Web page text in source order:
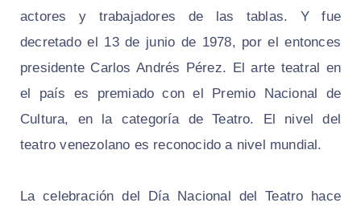
actores y trabajadores de las tablas. Y fue
decretado el 13 de junio de 1978, por el entonces
presidente Carlos Andrés Pérez. El arte teatral en
el país es premiado con el Premio Nacional de
Cultura, en la categoría de Teatro. El nivel del
teatro venezolano es reconocido a nivel mundial.
La celebración del Día Nacional del Teatro hace